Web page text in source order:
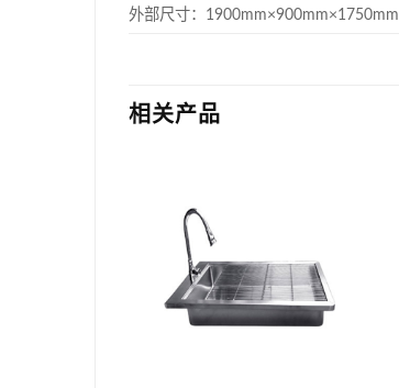
外部尺寸：1900mm×900mm×1750mm
相关产品